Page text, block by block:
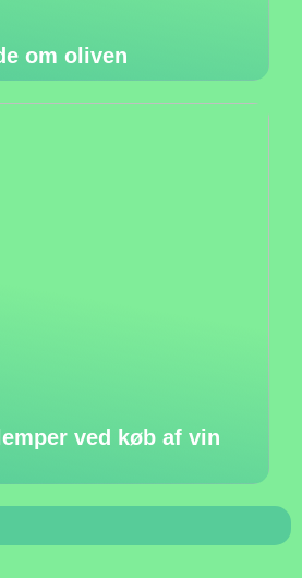
om oliven
ved køb af vin